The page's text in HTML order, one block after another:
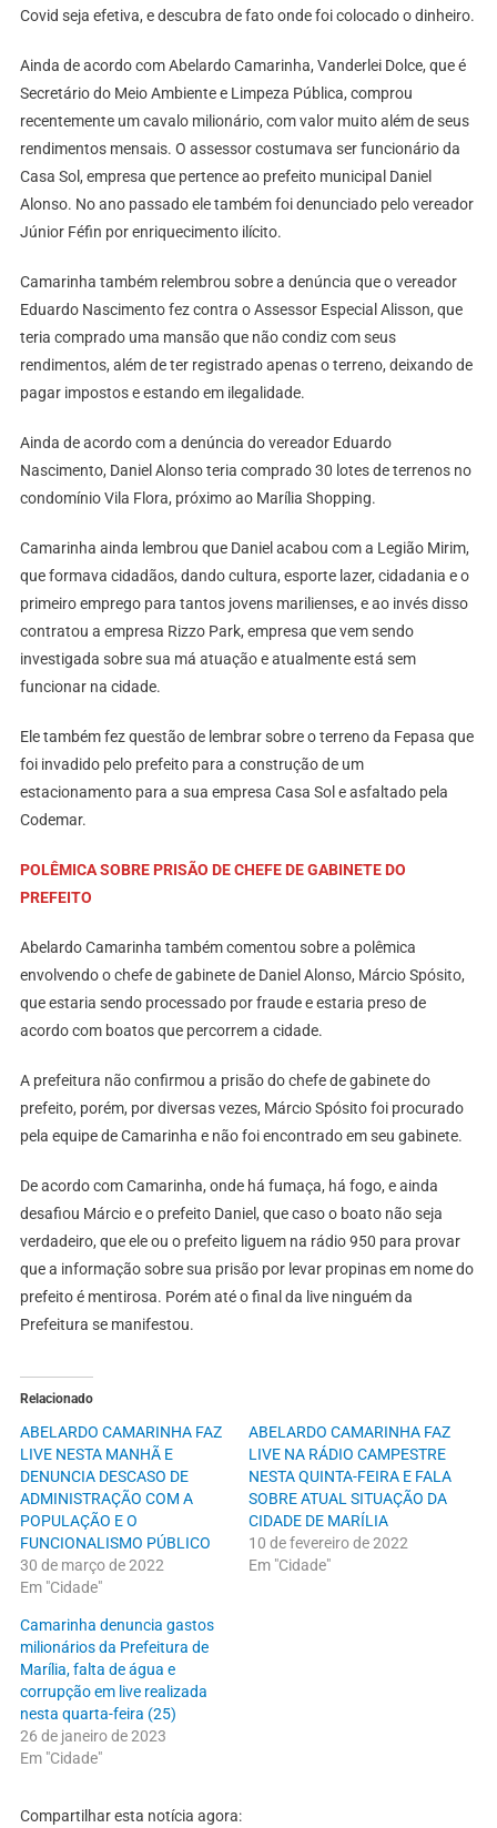
Covid seja efetiva, e descubra de fato onde foi colocado o dinheiro.
Ainda de acordo com Abelardo Camarinha, Vanderlei Dolce, que é
Secretário do Meio Ambiente e Limpeza Pública, comprou
recentemente um cavalo milionário, com valor muito além de seus
rendimentos mensais. O assessor costumava ser funcionário da
Casa Sol, empresa que pertence ao prefeito municipal Daniel
Alonso. No ano passado ele também foi denunciado pelo vereador
Júnior Féfin por enriquecimento ilícito.
Camarinha também relembrou sobre a denúncia que o vereador
Eduardo Nascimento fez contra o Assessor Especial Alisson, que
teria comprado uma mansão que não condiz com seus
rendimentos, além de ter registrado apenas o terreno, deixando de
pagar impostos e estando em ilegalidade.
Ainda de acordo com a denúncia do vereador Eduardo
Nascimento, Daniel Alonso teria comprado 30 lotes de terrenos no
condomínio Vila Flora, próximo ao Marília Shopping.
Camarinha ainda lembrou que Daniel acabou com a Legião Mirim,
que formava cidadãos, dando cultura, esporte lazer, cidadania e o
primeiro emprego para tantos jovens marilienses, e ao invés disso
contratou a empresa Rizzo Park, empresa que vem sendo
investigada sobre sua má atuação e atualmente está sem
funcionar na cidade.
Ele também fez questão de lembrar sobre o terreno da Fepasa que
foi invadido pelo prefeito para a construção de um
estacionamento para a sua empresa Casa Sol e asfaltado pela
Codemar.
POLÊMICA SOBRE PRISÃO DE CHEFE DE GABINETE DO
PREFEITO
Abelardo Camarinha também comentou sobre a polêmica
envolvendo o chefe de gabinete de Daniel Alonso, Márcio Spósito,
que estaria sendo processado por fraude e estaria preso de
acordo com boatos que percorrem a cidade.
A prefeitura não confirmou a prisão do chefe de gabinete do
prefeito, porém, por diversas vezes, Márcio Spósito foi procurado
pela equipe de Camarinha e não foi encontrado em seu gabinete.
De acordo com Camarinha, onde há fumaça, há fogo, e ainda
desafiou Márcio e o prefeito Daniel, que caso o boato não seja
verdadeiro, que ele ou o prefeito liguem na rádio 950 para provar
que a informação sobre sua prisão por levar propinas em nome do
prefeito é mentirosa. Porém até o final da live ninguém da
Prefeitura se manifestou.
Relacionado
ABELARDO CAMARINHA FAZ
LIVE NESTA MANHÃ E
DENUNCIA DESCASO DE
ADMINISTRAÇÃO COM A
POPULAÇÃO E O
FUNCIONALISMO PÚBLICO
30 de março de 2022
Em "Cidade"
ABELARDO CAMARINHA FAZ
LIVE NA RÁDIO CAMPESTRE
NESTA QUINTA-FEIRA E FALA
SOBRE ATUAL SITUAÇÃO DA
CIDADE DE MARÍLIA
10 de fevereiro de 2022
Em "Cidade"
Camarinha denuncia gastos
milionários da Prefeitura de
Marília, falta de água e
corrupção em live realizada
nesta quarta-feira (25)
26 de janeiro de 2023
Em "Cidade"
Compartilhar esta notícia agora: